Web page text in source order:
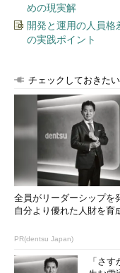
めの現実解
開発と運用の人員
の実践ポイント
チェックしておきた
全員がリーダーシップを
自分より優れた人財を育
PR(dentsu Japan)
「さ